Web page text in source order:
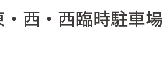
西・西臨時駐車場